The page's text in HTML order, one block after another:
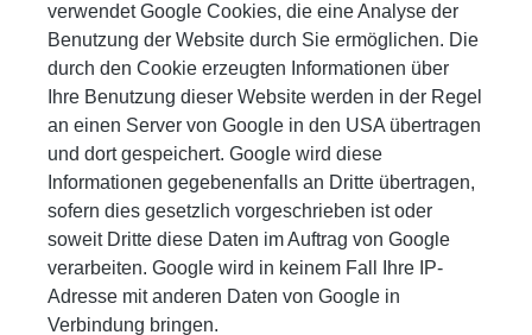
verwendet Google Cookies, die eine Analyse der
Benutzung der Website durch Sie ermöglichen. Die
durch den Cookie erzeugten Informationen über
Ihre Benutzung dieser Website werden in der Regel
an einen Server von Google in den USA übertragen
und dort gespeichert. Google wird diese
Informationen gegebenenfalls an Dritte übertragen,
sofern dies gesetzlich vorgeschrieben ist oder
soweit Dritte diese Daten im Auftrag von Google
verarbeiten. Google wird in keinem Fall Ihre IP-
Adresse mit anderen Daten von Google in
Verbindung bringen.